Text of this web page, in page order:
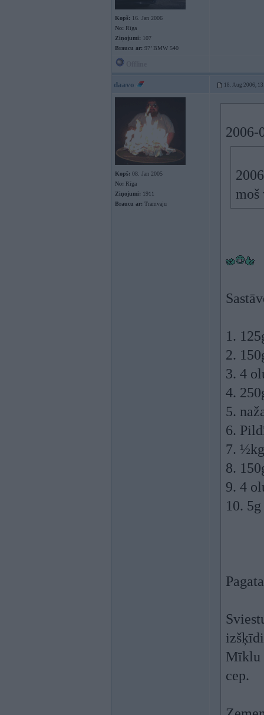
Kopš: 16. Jan 2006
No: Rīga
Ziņojumi: 107
Braucu ar: 97’ BMW 540
daavo 18. Aug 2006,
Kopš: 08. Jan 2005
No: Rīga
Ziņojumi: 1911
Braucu ar: Tramvaju
2006-
1.
2.
3. 4
4.
5.
6.
7.
8.
9. 4
10.
Mīklu
cep.